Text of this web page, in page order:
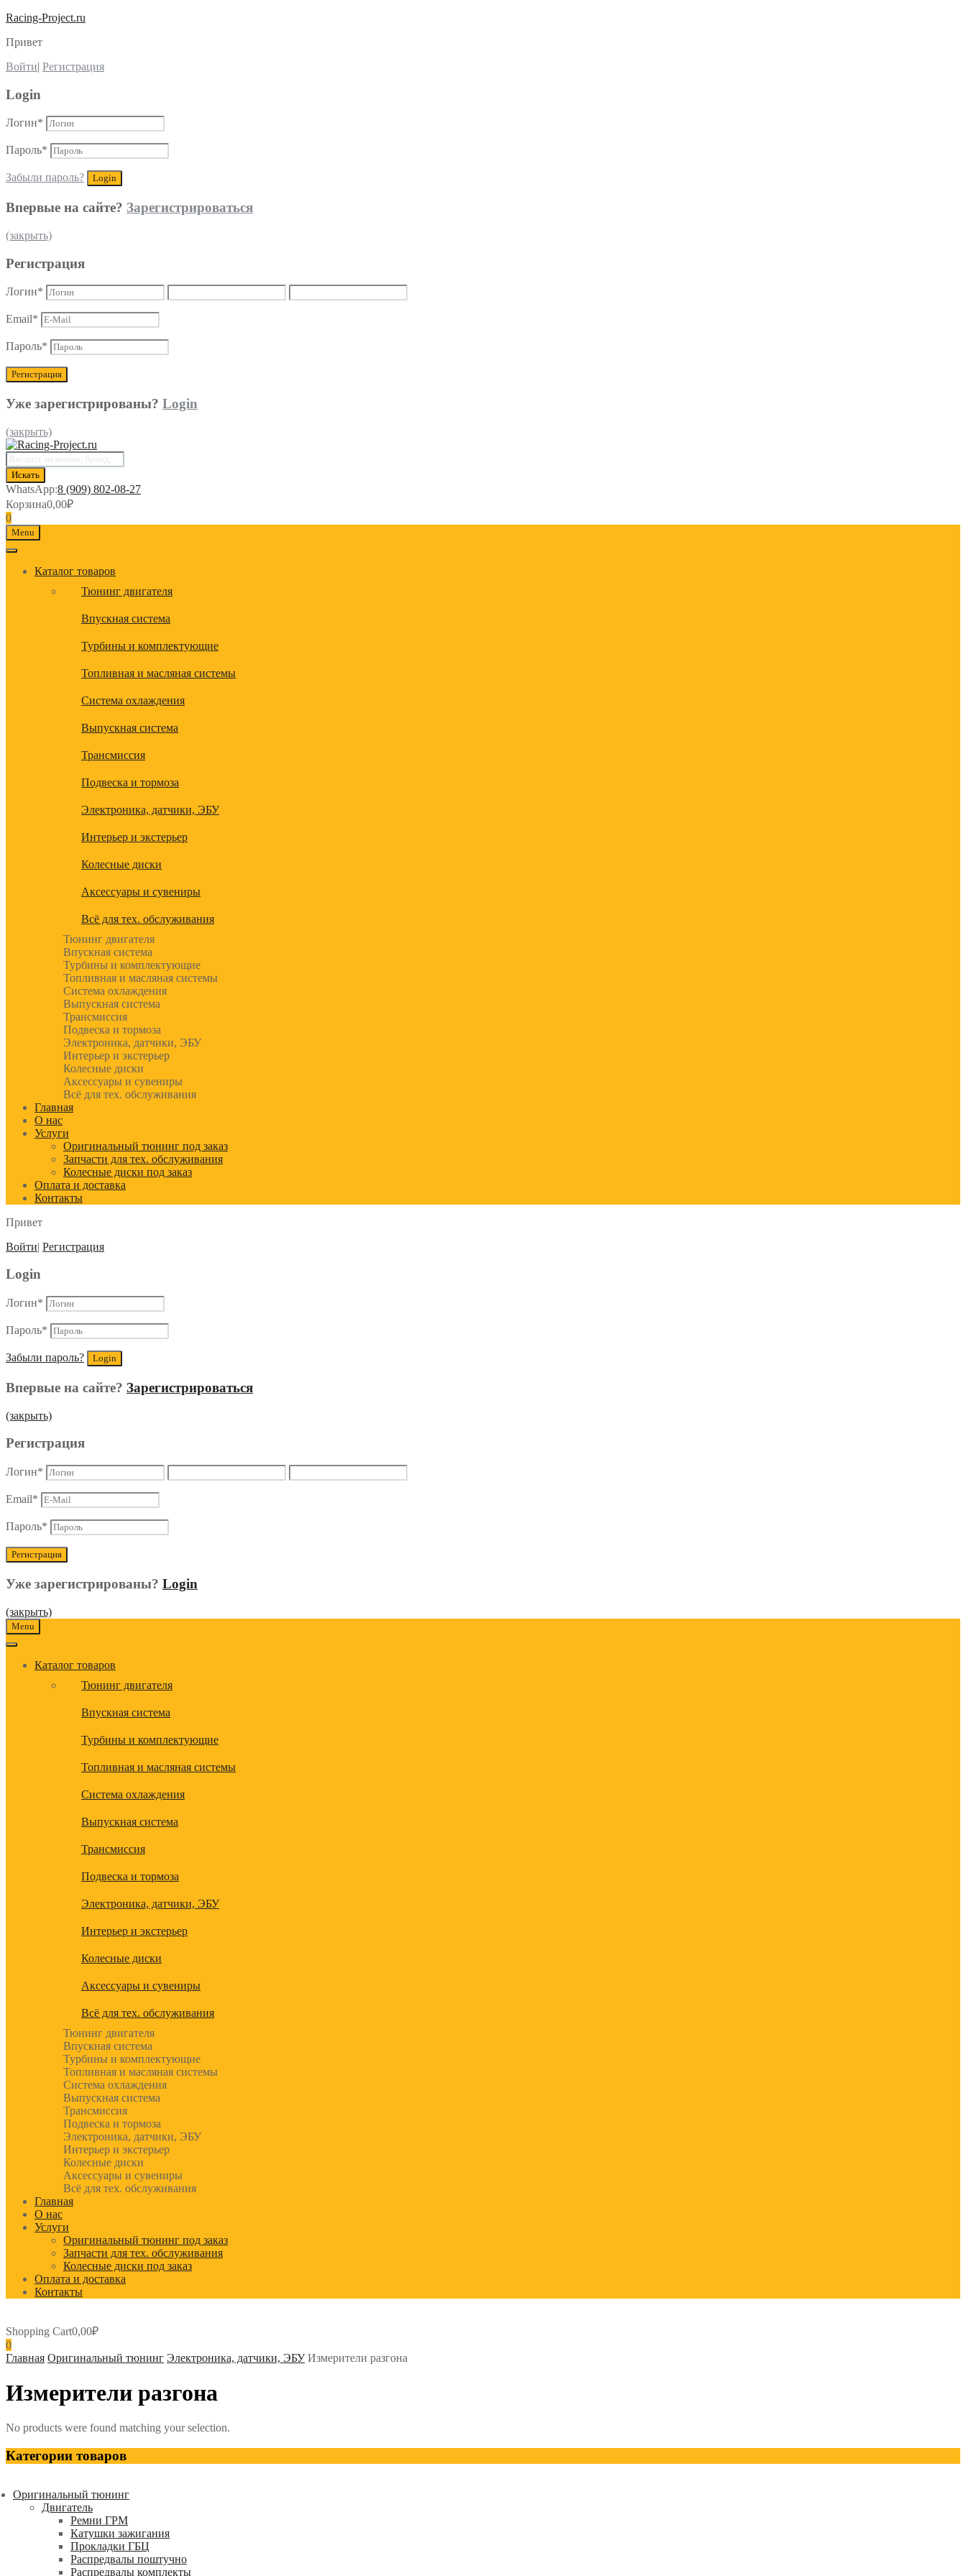
Racing-Project.ru
Привет
Войти| Регистрация
Login
Логин*
Пароль*
Забыли пароль?
Впервые на сайте? Зарегистрироваться
(закрыть)
Регистрация
Логин*
Email*
Пароль*
Уже зарегистрированы? Login
(закрыть)
Поиск
товаров
Искать
WhatsApp:8 (909) 802-08-27
Корзина0,00₽
0
Menu
Каталог товаров
Тюнинг двигателя
Впускная система
Турбины и комплектующие
Топливная и масляная системы
Система охлаждения
Выпускная система
Трансмиссия
Подвеска и тормоза
Электроника, датчики, ЭБУ
Интерьер и экстерьер
Колесные диски
Аксессуары и сувениры
Всё для тех. обслуживания
Тюнинг двигателя
Впускная система
Турбины и комплектующие
Топливная и масляная системы
Система охлаждения
Выпускная система
Трансмиссия
Подвеска и тормоза
Электроника, датчики, ЭБУ
Интерьер и экстерьер
Колесные диски
Аксессуары и сувениры
Всё для тех. обслуживания
Главная
О нас
Услуги
Оригинальный тюнинг под заказ
Запчасти для тех. обслуживания
Колесные диски под заказ
Оплата и доставка
Контакты
Привет
Войти| Регистрация
Login
Логин*
Пароль*
Забыли пароль?
Впервые на сайте? Зарегистрироваться
(закрыть)
Регистрация
Логин*
Email*
Пароль*
Уже зарегистрированы? Login
(закрыть)
Menu
Каталог товаров
Тюнинг двигателя
Впускная система
Турбины и комплектующие
Топливная и масляная системы
Система охлаждения
Выпускная система
Трансмиссия
Подвеска и тормоза
Электроника, датчики, ЭБУ
Интерьер и экстерьер
Колесные диски
Аксессуары и сувениры
Всё для тех. обслуживания
Тюнинг двигателя
Впускная система
Турбины и комплектующие
Топливная и масляная системы
Система охлаждения
Выпускная система
Трансмиссия
Подвеска и тормоза
Электроника, датчики, ЭБУ
Интерьер и экстерьер
Колесные диски
Аксессуары и сувениры
Всё для тех. обслуживания
Главная
О нас
Услуги
Оригинальный тюнинг под заказ
Запчасти для тех. обслуживания
Колесные диски под заказ
Оплата и доставка
Контакты
Shopping Cart0,00₽
0
Главная Оригинальный тюнинг Электроника, датчики, ЭБУ Измерители разгона
Измерители разгона
No products were found matching your selection.
Категории товаров
Оригинальный тюнинг
Двигатель
Ремни ГРМ
Катушки зажигания
Прокладки ГБЦ
Распредвалы поштучно
Распредвалы комплекты